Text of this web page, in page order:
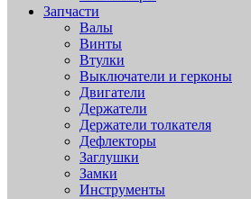
Запчасти
Валы
Винты
Втулки
Выключатели и герконы
Двигатели
Держатели
Держатели толкателя
Дефлекторы
Заглушки
Замки
Инструменты